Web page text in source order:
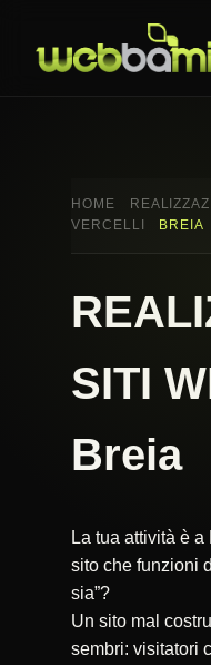
HOME
VERCELLI
BREIA
SITI
Breia
La tua attività è
sito che funzioni
sia”?
Un sito mal
sembri: visitatori